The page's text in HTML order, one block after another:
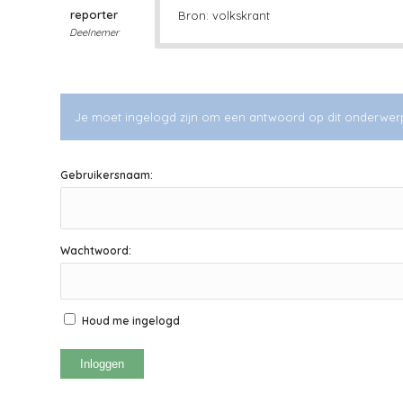
reporter
Deelnemer
Bron: volkskrant
Je moet ingelogd zijn om een antwoord op dit
Gebruikersnaam:
Wachtwoord:
Houd me ingelogd
Inloggen